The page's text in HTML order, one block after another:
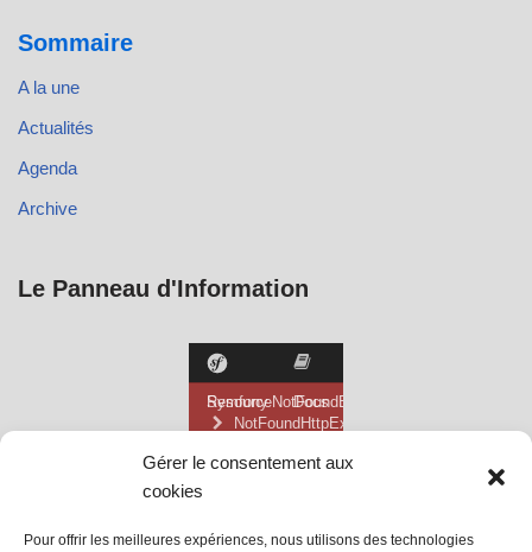
Gérer le consentement aux
cookies
Pour offrir les meilleures expériences, nous utilisons des technologies
Sommaire
A la une
Actualités
Agenda
Archive
Le Panneau d'Information